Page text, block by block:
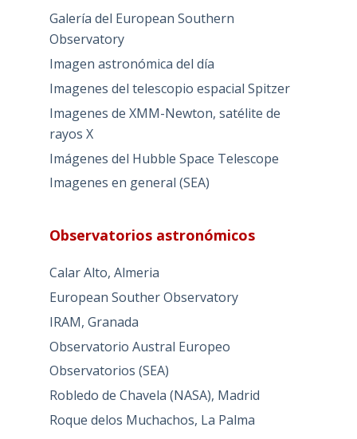
Galería del European Southern
Observatory
Imagen astronómica del día
Imagenes del telescopio espacial Spitzer
Imagenes de XMM-Newton, satélite de
rayos X
Imágenes del Hubble Space Telescope
Imagenes en general (SEA)
Observatorios astronómicos
Calar Alto, Almeria
European Souther Observatory
IRAM, Granada
Observatorio Austral Europeo
Observatorios (SEA)
Robledo de Chavela (NASA), Madrid
Roque delos Muchachos, La Palma